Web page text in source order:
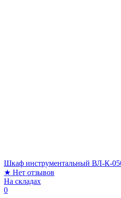
Шкаф инструментальный ВЛ-К-
★ Нет отзывов
На складах
0